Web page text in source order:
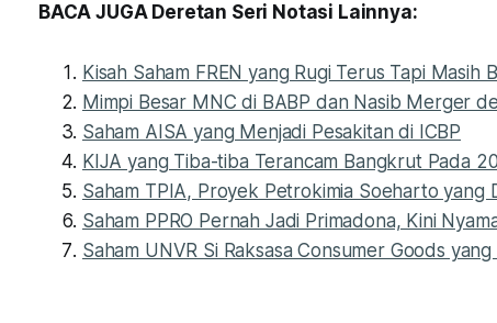
BACA JUGA Deretan Seri Notasi Lainnya:
Kisah Saham FREN yang Rugi Terus Tapi Masih
Mimpi Besar MNC di BABP dan Nasib Merger
Saham AISA yang Menjadi Pesakitan di ICBP
KIJA yang Tiba-tiba Terancam Bangkrut Pada
Saham TPIA, Proyek Petrokimia Soeharto yang
Saham PPRO Pernah Jadi Primadona, Kini
Saham UNVR Si Raksasa Consumer Goods